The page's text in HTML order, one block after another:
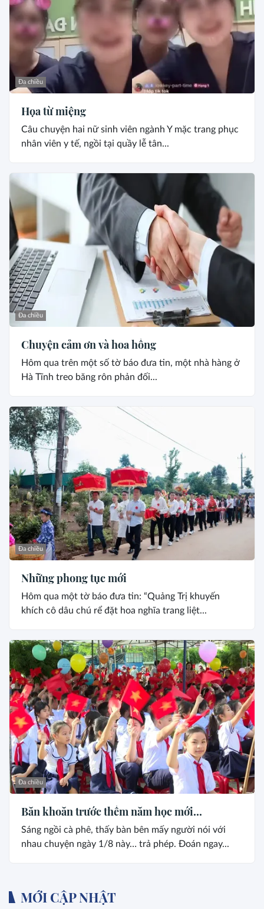
Đa chiều
Họa từ miệng
Câu chuyện hai nữ sinh viên ngành Y mặc trang phục
nhân viên y tế, ngồi tại quầy lễ tân...
Đa chiều
Chuyện cảm ơn và hoa hồng
Hôm qua trên một số tờ báo đưa tin, một nhà hàng ở
Hà Tĩnh treo băng rôn phản đối...
Đa chiều
Những phong tục mới
Hôm qua một tờ báo đưa tin: “Quảng Trị khuyến
khích cô dâu chú rể đặt hoa nghĩa trang liệt...
Đa chiều
Băn khoăn trước thềm năm học mới...
Sáng ngồi cà phê, thấy bàn bên mấy người nói với
nhau chuyện ngày 1/8 này… trả phép. Đoán ngay...
MỚI CẬP NHẬT